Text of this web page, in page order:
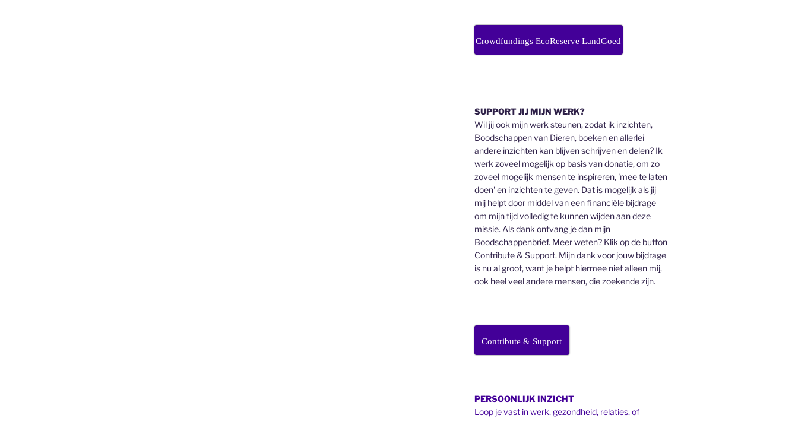
Crowdfundings EcoReserve LandGoed
SUPPORT JIJ MIJN WERK?
Wil jij ook mijn werk steunen, zodat ik inzichten,
Boodschappen van Dieren, boeken en allerlei
andere inzichten kan blijven schrijven en delen? Ik
werk zoveel mogelijk op basis van donatie, om zo
zoveel mogelijk mensen te inspireren, 'mee te laten
doen' en inzichten te geven. Dat is mogelijk als jij
mij helpt door middel van een financiële bijdrage
om mijn tijd volledig te kunnen wijden aan deze
missie. Als dank ontvang je dan mijn
Boodschappenbrief. Meer weten? Klik op de button
Contribute & Support. Mijn dank voor jouw bijdrage
is nu al groot, want je helpt hiermee niet alleen mij,
ook heel veel andere mensen, die zoekende zijn.
Contribute & Support
PERSOONLIJK INZICHT
Loop je vast in werk, gezondheid, relaties, of